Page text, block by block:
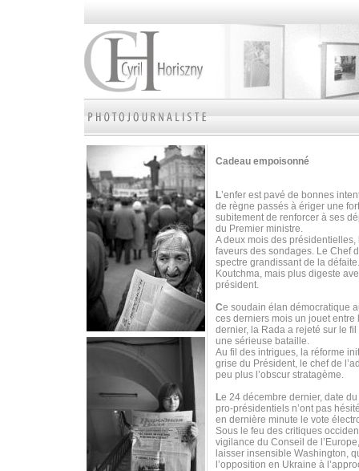
Cadeau empoisonné
L’enfer est pavé de bonnes
de règne passés à ériger une
subitement de renforcer à ses
du Premier ministre.
A deux mois des
faveurs des sondages. Le Chef
spectre grandissant de la
Koutchma, mais plus digeste
président.
Ce soudain élan démocratique
ces derniers mois un jouet
dernier, la Rada a rejeté sur le
une sérieuse bataille.
Au fil des intrigues, la réforme
grise du Président, le chef de
peu plus l’obscur stratagème.
Le 24 décembre dernier, date
pro-présidentiels n’ont pas
en dernière minute le vote
Sous le feu des critiques
vigilance du Conseil de
laisser insensible Washington,
l’opposition en Ukraine à